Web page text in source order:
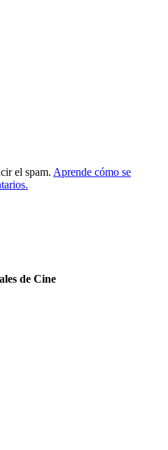
el spam. Aprende cómo se
de Cine